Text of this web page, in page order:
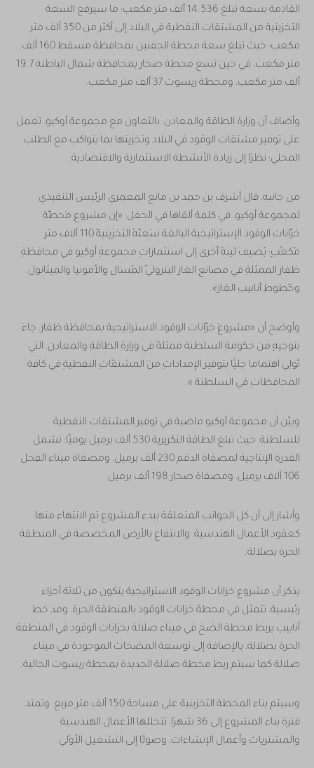
القادمة بسعة تبلغ 14.536 ألف متر مكعب؛ ما سيرفع السعة
التخزينية من المشتقات النفطية في البلاد إلى أكثر من 350 ألف متر
مكعب؛ حيث تبلغ سعة محطة الجفنين بمحافظة مسقط 160 ألف
متر مكعب، في حين تسع محطة صحار بمحافظة شمال الباطنة 19.7
ألف متر مكعب، ومحطة ريسوت 37 ألف متر مكعب.
وأضاف أن وزارة الطاقة والمعادن، بالتعاون مع مجموعة أوكيو، تعمل
على توفير مشتقات الوقود في البلاد وتخزينها بما يتواكب مع الطلب
المحلي؛ نظرًا إلى زيادة الأنشطة الاستثمارية والاقتصادية.
من جانبه، قال أشرف بن حمد بن مانع المعمري الرئيس التنفيذي
لمجموعة أوكيو، في كلمة ألقاها في الحفل: «إن مشروعِ مَحطَّةِ
خزَّاناتِ الوقود الإستراتيجية البالغة سَعتُهُ التخزينيةُ 110 آلافِ مترٍ
مُكعَّبٍ؛ يُضيفَ لَبِنةً أخرى إلى استثماراتِ مجموعةِ أوكيو في محافظةِ
ظفار الممثلةِ في ‏مصانعِ الغازِ البتروليِّ المُسَالِ والأمونيا والميثانول،
وخُطوطِ أنابيبِ الغازِ».
وأوضح أن «مشروعَ خزَّاناتِ الوقود الاستراتيجية بمحافظة ظفار، جاءَ
بتوجيهٍ من حكومةِ السلطنة ممثلةً في وَزارةِ الطاقةِ والمعادنِ، التي
تُولِي اهتماما جليًّا بتوفيرِ الإمداداتِ منَ المشتقَّاتِ النفطيةِ في كافة
المحافظاتِ في السلطنة ».
وبيَّن أن مجموعة أوكيو ماضية في توفير المشتقات النفطية
للسلطنة؛ حيث تبلغ الطاقة التكريرية 530 ألف برميل يوميًّا: تشمل
القدرة الإنتاجية لمصفاة الدقم 230 ألف برميل، ومصفاة ميناء الفحل
106 آلاف برميل، ومصفاة صحار 198 ألف برميل.
وأشار إلى أن كل الجوانب المتعلقة ببدء المشروع تم الانتهاء منها،
كعقود الأعمال الهندسية، والانتفاع بالأرض المخصصة في المنطقة
الحرة بصلالة.
يذكر أن مشروع خزانات الوقود الاستراتيجية يتكون من ثلاثة أجزاء
رئيسية، تتمثل في محطة خزانات الوقود بالمنطقة الحرة، ومد خط
أنابيب يربط محطة الضخ في ميناء صلالة بخزانات الوقود في المنطقة
الحرة بصلالة، بالإضافة إلى توسعة المضخات الموجودة في ميناء
صلالة كما سيتم ربط محطة صلالة الجديدة بمحطة ريسوت الحالية.
وسيتم بناء المحطة التخزينية على مساحة 150 ألف متر مربع، وتمتد
فترة بناء المشروع إلى 36 شهرًا، تتخللها الأعمال الهندسية
والمشتريات وأعمال الإنشاءات، وصولًا إلى التشغيل الأوَّلي.